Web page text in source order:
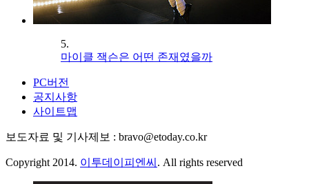
5.
마이클 잭슨은 어떤 존재였을까
PC버전
공지사항
사이트맵
보도자료 및 기사제보 : bravo@etoday.co.kr
Copyright 2014. 이투데이피엔씨 . All rights reserved